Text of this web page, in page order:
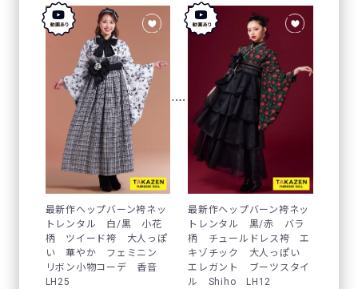
最新作ヘップバーン袴ネッ
トレンタル 白/黒 小花
柄 ツイード袴 大人っぽ
い 華やか フェミニン
リボン小物コーデ 香音
LH25
最新作ヘップバーン袴ネッ
トレンタル 黒/赤 バラ
柄 チュールドレス袴 エ
キゾチック 大人っぽい
エレガント ブーツスタイ
ル Shiho LH12